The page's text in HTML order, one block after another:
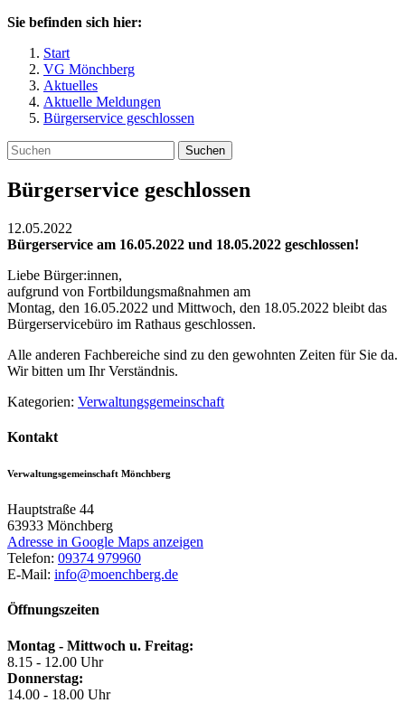
Sie befinden sich hier:
Start
VG Mönchberg
Aktuelles
Aktuelle Meldungen
Bürgerservice geschlossen
Suchen
Bürgerservice geschlossen
12.05.2022
Bürgerservice am 16.05.2022 und 18.05.2022 geschlossen!
Liebe Bürger:innen,
aufgrund von Fortbildungsmaßnahmen am
Montag, den 16.05.2022 und Mittwoch, den 18.05.2022 bleibt das
Bürgerservicebüro im Rathaus geschlossen.
Alle anderen Fachbereiche sind zu den gewohnten Zeiten für Sie da.
Wir bitten um Ihr Verständnis.
Kategorien: Verwaltungsgemeinschaft
Kontakt
Verwaltungsgemeinschaft Mönchberg
Hauptstraße 44
63933 Mönchberg
Adresse in Google Maps anzeigen
Telefon: 09374 979960
E-Mail: info@moenchberg.de
Öffnungszeiten
Montag - Mittwoch u. Freitag:
8.15 - 12.00 Uhr
Donnerstag:
14.00 - 18.00 Uhr